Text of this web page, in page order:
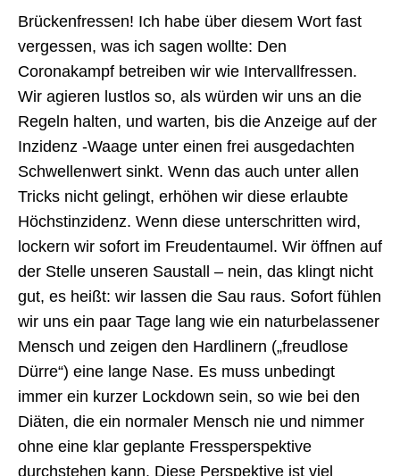
Brückenfressen! Ich habe über diesem Wort fast
vergessen, was ich sagen wollte: Den
Coronakampf betreiben wir wie Intervallfressen.
Wir agieren lustlos so, als würden wir uns an die
Regeln halten, und warten, bis die Anzeige auf der
Inzidenz -Waage unter einen frei ausgedachten
Schwellenwert sinkt. Wenn das auch unter allen
Tricks nicht gelingt, erhöhen wir diese erlaubte
Höchstinzidenz. Wenn diese unterschritten wird,
lockern wir sofort im Freudentaumel. Wir öffnen auf
der Stelle unseren Saustall – nein, das klingt nicht
gut, es heißt: wir lassen die Sau raus. Sofort fühlen
wir uns ein paar Tage lang wie ein naturbelassener
Mensch und zeigen den Hardlinern („freudlose
Dürre“) eine lange Nase. Es muss unbedingt
immer ein kurzer Lockdown sein, so wie bei den
Diäten, die ein normaler Mensch nie und nimmer
ohne eine klar geplante Fressperspektive
durchstehen kann. Diese Perspektive ist viel